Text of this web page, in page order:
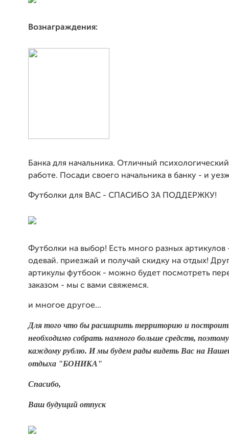
Вознаграждения:
Банка для начальника. Отличный
работе. Посади своего начальника в банку - и
Футболки для ВАС - СПАСИБО ЗА ПОДДЕРЖКУ!
Футболки на выбор! Есть много разных
одевай. приезжай и получай скидку на отдых!
артикулы футбоок - можно будет посмотреть
заказом - мы с вами свяжемся.
и многое другое...
Для того что бы расширить территорию и
необходимо собрать намного больше средств,
каждому рублю. И мы будем рады видеть Вас на
отдыха "БОНИКА"
Спасибо,
Ваш будущий отпуск